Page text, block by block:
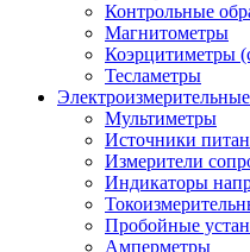
Контрольные
Магнитометры
Коэрцитиметры
Тесламетры
Мультиметры
Источники
Измерители
Индикаторы
Пробойные
Амперметры